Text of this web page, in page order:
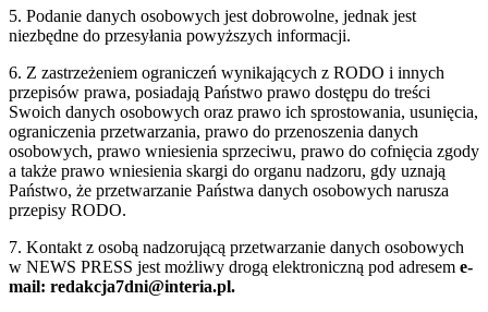
5. Podanie danych osobowych jest dobrowolne, jednak jest
niezbędne do przesyłania powyższych informacji.
6. Z zastrzeżeniem ograniczeń wynikających z RODO i innych
przepisów prawa, posiadają Państwo prawo dostępu do treści
Swoich danych osobowych oraz prawo ich sprostowania, usunięcia,
ograniczenia przetwarzania, prawo do przenoszenia danych
osobowych, prawo wniesienia sprzeciwu, prawo do cofnięcia zgody
a także prawo wniesienia skargi do organu nadzoru, gdy uznają
Państwo, że przetwarzanie Państwa danych osobowych narusza
przepisy RODO.
7. Kontakt z osobą nadzorującą przetwarzanie danych osobowych
w NEWS PRESS jest możliwy drogą elektroniczną pod adresem e-
mail: redakcja7dni@interia.pl.